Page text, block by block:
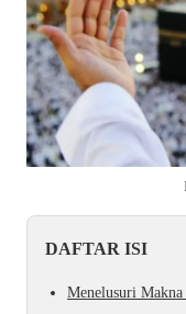
DAFTAR ISI
Menelusuri